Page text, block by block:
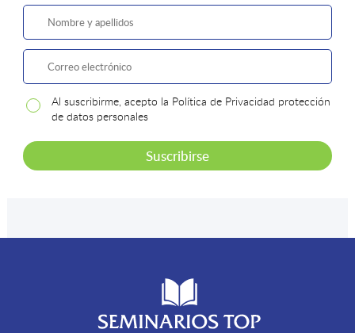
Al suscribirme, acepto la Política de Privacidad protección
de datos personales